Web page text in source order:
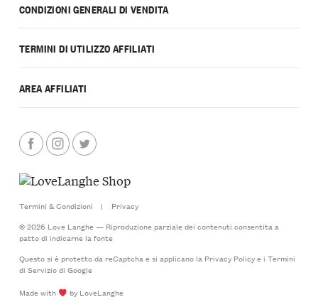
CONDIZIONI GENERALI DI VENDITA
TERMINI DI UTILIZZO AFFILIATI
AREA AFFILIATI
Termini & Condizioni |
Privacy
© 2026 Love Langhe — Riproduzione parziale dei contenuti consentita a
patto di indicarne la fonte
Questo si è protetto da reCaptcha e si applicano la Privacy Policye i Termini
di Serviziodi Google
Made with
by LoveLanghe